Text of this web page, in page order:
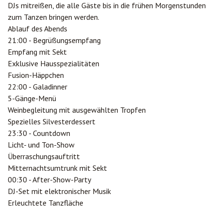
DJs mitreißen, die alle Gäste bis in die frühen Morgenstunden
zum Tanzen bringen werden.
Ablauf des Abends
21:00 - Begrüßungsempfang
Empfang mit Sekt
Exklusive Hausspezialitäten
Fusion-Häppchen
22:00 - Galadinner
5-Gänge-Menü
Weinbegleitung mit ausgewählten Tropfen
Spezielles Silvesterdessert
23:30 - Countdown
Licht- und Ton-Show
Überraschungsauftritt
Mitternachtsumtrunk mit Sekt
00:30 - After-Show-Party
DJ-Set mit elektronischer Musik
Erleuchtete Tanzfläche